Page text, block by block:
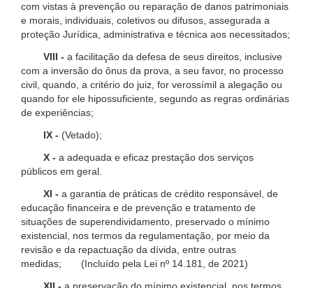
com vistas à prevenção ou reparação de danos patrimoniais
e morais, individuais, coletivos ou difusos, assegurada a
proteção Jurídica, administrativa e técnica aos necessitados;
VIII - a facilitação da defesa de seus direitos, inclusive
com a inversão do ônus da prova, a seu favor, no processo
civil, quando, a critério do juiz, for verossímil a alegação ou
quando for ele hipossuficiente, segundo as regras ordinárias
de experiências;
IX - (Vetado);
X - a adequada e eficaz prestação dos serviços
públicos em geral.
XI - a garantia de práticas de crédito responsável, de
educação financeira e de prevenção e tratamento de
situações de superendividamento, preservado o mínimo
existencial, nos termos da regulamentação, por meio da
revisão e da repactuação da dívida, entre outras
medidas; (Incluído pela Lei nº 14.181, de 2021)